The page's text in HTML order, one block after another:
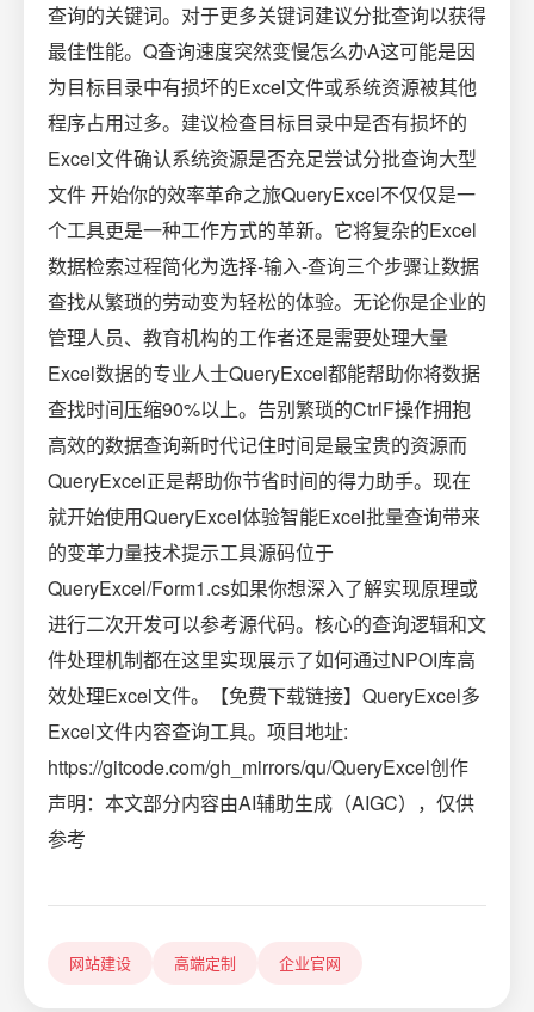
查询的关键词。对于更多关键词建议分批查询以获得
最佳性能。Q查询速度突然变慢怎么办A这可能是因
为目标目录中有损坏的Excel文件或系统资源被其他
程序占用过多。建议检查目标目录中是否有损坏的
Excel文件确认系统资源是否充足尝试分批查询大型
文件 开始你的效率革命之旅QueryExcel不仅仅是一
个工具更是一种工作方式的革新。它将复杂的Excel
数据检索过程简化为选择-输入-查询三个步骤让数据
查找从繁琐的劳动变为轻松的体验。无论你是企业的
管理人员、教育机构的工作者还是需要处理大量
Excel数据的专业人士QueryExcel都能帮助你将数据
查找时间压缩90%以上。告别繁琐的CtrlF操作拥抱
高效的数据查询新时代记住时间是最宝贵的资源而
QueryExcel正是帮助你节省时间的得力助手。现在
就开始使用QueryExcel体验智能Excel批量查询带来
的变革力量技术提示工具源码位于
QueryExcel/Form1.cs如果你想深入了解实现原理或
进行二次开发可以参考源代码。核心的查询逻辑和文
件处理机制都在这里实现展示了如何通过NPOI库高
效处理Excel文件。【免费下载链接】QueryExcel多
Excel文件内容查询工具。项目地址:
https://gitcode.com/gh_mirrors/qu/QueryExcel创作
声明：本文部分内容由AI辅助生成（AIGC），仅供
参考
网站建设 高端定制 企业官网